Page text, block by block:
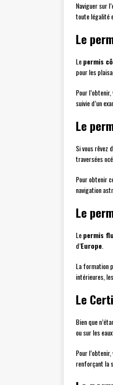
Naviguer sur
toute légalité
Le
Lepermis
pour les
Pour
suivie d’un
Le
Si vous rêvez
traversées
Pour obtenir
navigation
Le
Lepermis
d’Europe
La formation
intérieures,
Le
Bien que
ou sur les
Pour
renforçant la